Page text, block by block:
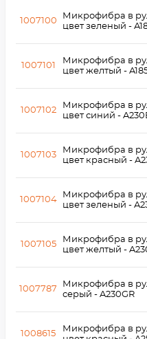
1007100
1007101
1007102
1007103
1007104
1007105
1007787
1008615
Микрофибра в
цвет зеленый -
Микрофибра в
цвет желтый -
Микрофибра в
цвет синий -
Микрофибра в
цвет красный -
Микрофибра в
цвет зеленый -
Микрофибра в
цвет желтый -
Микрофибра в
серый - A230GR
Микрофибра в